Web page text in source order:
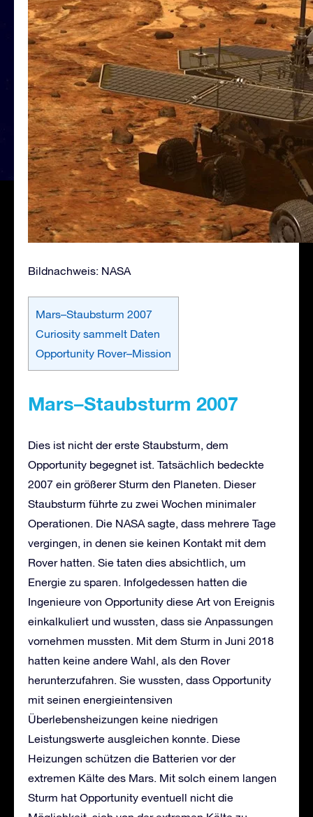
Bildnachweis: NASA
Mars–Staubsturm 2007
Curiosity sammelt Daten
Opportunity Rover–Mission
Mars–Staubsturm 2007
Dies ist nicht der erste Staubsturm, dem
Opportunity begegnet ist. Tatsächlich bedeckte
2007 ein größerer Sturm den Planeten. Dieser
Staubsturm führte zu zwei Wochen minimaler
Operationen. Die NASA sagte, dass mehrere Tage
vergingen, in denen sie keinen Kontakt mit dem
Rover hatten. Sie taten dies absichtlich, um
Energie zu sparen. Infolgedessen hatten die
Ingenieure von Opportunity diese Art von Ereignis
einkalkuliert und wussten, dass sie Anpassungen
vornehmen mussten. Mit dem Sturm in Juni 2018
hatten keine andere Wahl, als den Rover
herunterzufahren. Sie wussten, dass Opportunity
mit seinen energieintensiven
Überlebensheizungen keine niedrigen
Leistungswerte ausgleichen konnte. Diese
Heizungen schützen die Batterien vor der
extremen Kälte des Mars. Mit solch einem langen
Sturm hat Opportunity eventuell nicht die